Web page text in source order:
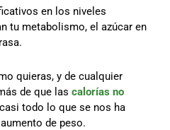
en los niveles
tu metabolismo, el azúcar en
quieras, y de cualquier
de que las calorías no
todo lo que se nos ha
de peso.